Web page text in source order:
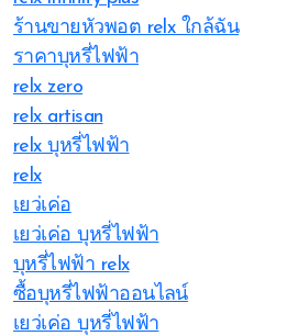
ร้านขายหัวพอต relx ใกล้ฉัน
ราคาบุหรี่ไฟฟ้า
relx zero
relx artisan
relx บุหรี่ไฟฟ้า
relx
เยว่เค่อ
เยว่เค่อ บุหรี่ไฟฟ้า
บุหรี่ไฟฟ้า relx
ซื้อบุหรี่ไฟฟ้าออนไลน์
เยว่เค่อ บุหรี่ไฟฟ้า